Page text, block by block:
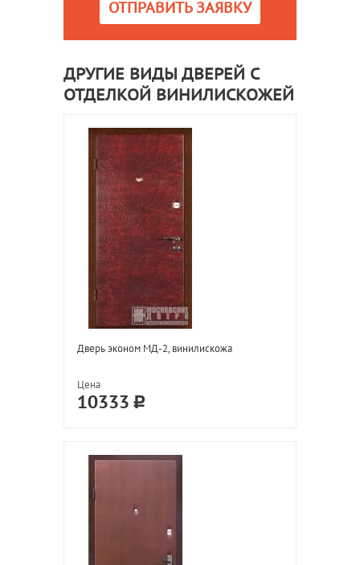
ОТПРАВИТЬ ЗАЯВКУ
ДРУГИЕ ВИДЫ ДВЕРЕЙ С
ОТДЕЛКОЙ ВИНИЛИСКОЖЕЙ
Дверь эконом МД-2, винилискожа
Цена
10333